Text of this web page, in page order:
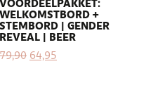
VOORDEELPAKKET:
WELKOMSTBORD +
STEMBORD | GENDER
REVEAL | BEER
79,90 64,95